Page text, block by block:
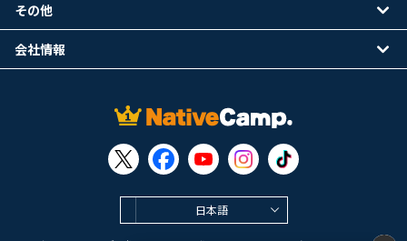
日本語
その他
会社情報